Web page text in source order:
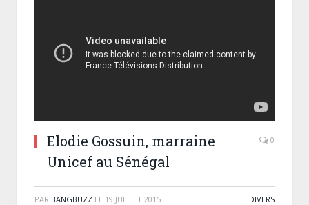
Elodie Gossuin, marraine
Unicef au Sénégal
0
PAR BANGBUZZ LE 19 JUILLET 2015 DIVERS